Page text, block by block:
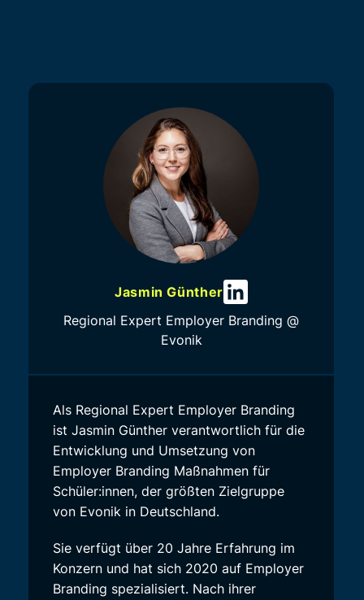
Jasmin Günther
Regional Expert Employer Branding @
Evonik
Als Regional Expert Employer Branding
ist Jasmin Günther verantwortlich für die
Entwicklung und Umsetzung von
Employer Branding Maßnahmen für
Schüler:innen, der größten Zielgruppe
von Evonik in Deutschland.
Sie verfügt über 20 Jahre Erfahrung im
Konzern und hat sich 2020 auf Employer
Branding spezialisiert. Nach ihrer